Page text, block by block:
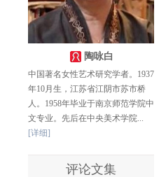
陶咏白
中国著名女性艺术研究学者。1937
年10月生，江苏省江阴市苏市桥
人。1958年毕业于南京师范学院中
文专业。先后在中央美术学院...
[详细]
评论文集